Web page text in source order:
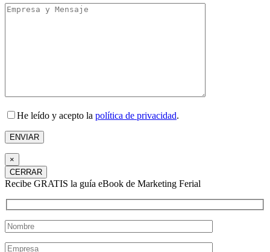
He leído y acepto la política de privacidad.
×
CERRAR
Recibe GRATIS la guía eBook de Marketing Ferial